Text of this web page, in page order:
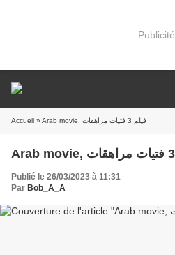
Publicité
Accueil » Arab movie, فيلم 3 فتيات مراهقات
Publié le 26/03/2023 à 11:31
Par Bob_A_A